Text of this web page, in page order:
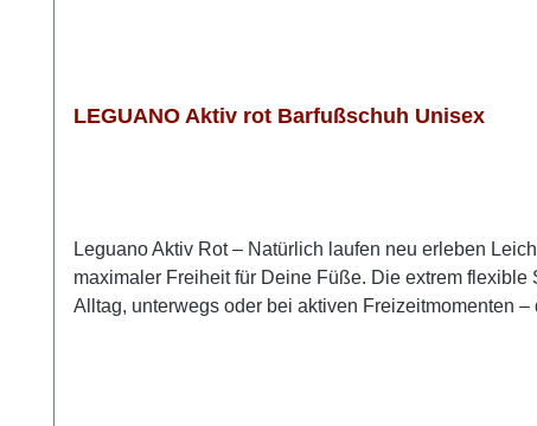
LEGUANO Aktiv rot Barfußschuh Unisex
Leguano Aktiv Rot – Natürlich laufen neu erleben
maximaler Freiheit für Deine Füße. Die extrem
Alltag, unterwegs oder bei aktiven Freizeitmomenten